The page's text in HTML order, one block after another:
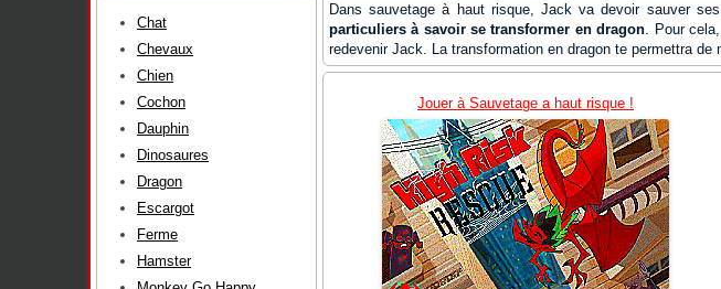
Dans sauvetage à haut risque, Jack va devoir sauver
particuliers à savoir se transformer en dragon. Pour
redevenir Jack. La transformation en dragon te permettra
Jouer à Sauvetage a haut risque !
Chat
Chevaux
Chien
Cochon
Dauphin
Dinosaures
Dragon
Escargot
Ferme
Hamster